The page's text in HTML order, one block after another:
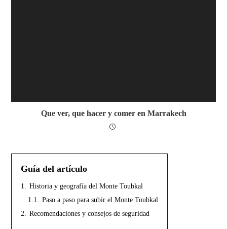
Que ver, que hacer y comer en Marrakech
Guía del artículo
1.
Historia y geografía del Monte Toubkal
1.1.
Paso a paso para subir el Monte Toubkal
2.
Recomendaciones y consejos de seguridad